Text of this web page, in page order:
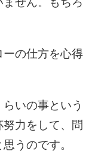
の仕方を心得
いの事という
力をして、問
うのです。